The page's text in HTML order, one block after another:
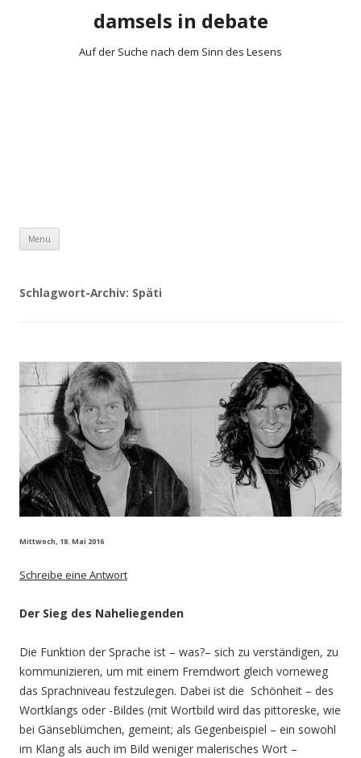
damsels in debate
Auf der Suche nach dem Sinn des Lesens
Menü
Schlagwort-Archiv: Späti
Mittwoch, 18. Mai 2016
Schreibe eine Antwort
Der Sieg des Naheliegenden
Die Funktion der Sprache ist – was?– sich zu verständigen, zu
kommunizieren, um mit einem Fremdwort gleich vorneweg
das Sprachniveau festzulegen. Dabei ist die Schönheit – des
Wortklangs oder -Bildes (mit Wortbild wird das pittoreske, wie
bei Gänseblümchen, gemeint; als Gegenbeispiel – ein sowohl
im Klang als auch im Bild weniger malerisches Wort –